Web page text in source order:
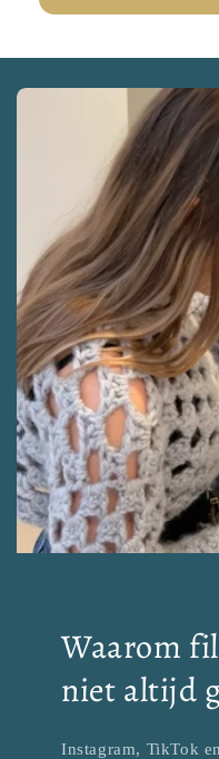
Waarom
niet altijd
Instagram, TikTok